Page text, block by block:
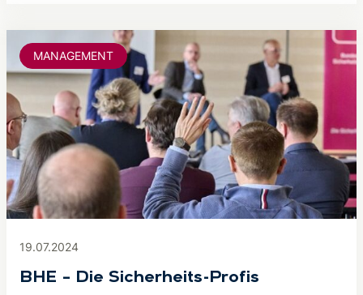
19.07.2024
BHE – Die Sicherheits-Profis
MANAGEMENT